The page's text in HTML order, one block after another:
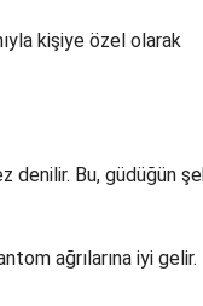
kişiye özel olarak
denilir. Bu, güdüğün
ağrılarına iyi gelir.